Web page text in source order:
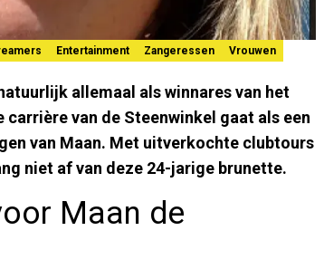
Entertainment Zangeressen Vrouwen
allemaal als winnares van het
carrière van de Steenwinkel gaat als een
van Maan. Met uitverkochte clubtours
niet af van deze 24-jarige brunette.
Maan de